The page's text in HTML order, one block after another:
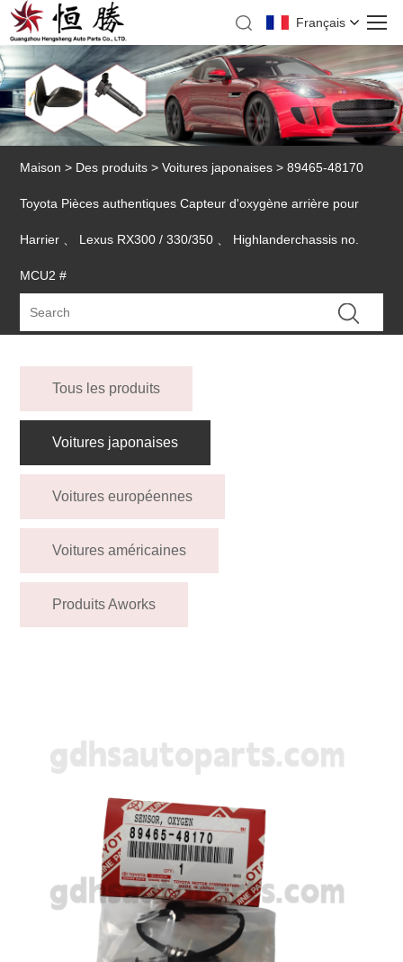
Français
Maison > Des produits >Voitures japonaises > 89465-48170
Toyota Pièces authentiques Capteur d'oxygène arrière pour
Harrier 、 Lexus RX300 / 330/350 、 Highlanderchassis no.
MCU2 #
Tous les produits
Voitures japonaises
Voitures européennes
Voitures américaines
Produits Aworks